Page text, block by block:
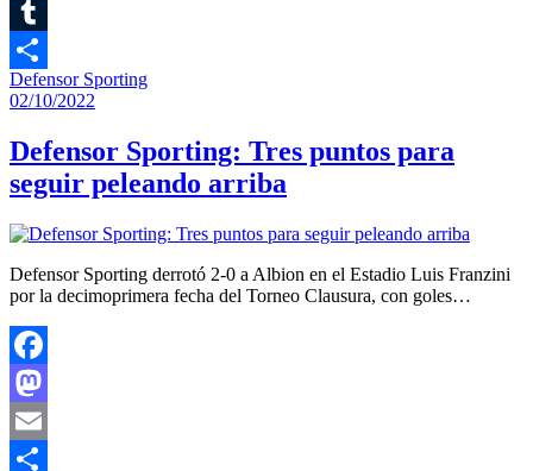
Twitter
Tumblr
Compartir
Defensor Sporting
02/10/2022
Defensor Sporting: Tres puntos para
seguir peleando arriba
Defensor Sporting derrotó 2-0 a Albion en el Estadio Luis Franzini
por la decimoprimera fecha del Torneo Clausura, con goles…
Facebook
Mastodon
Email